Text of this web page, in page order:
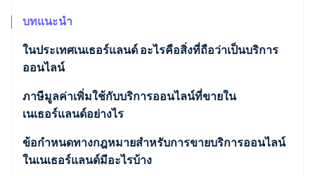
ดูว่า Stripe กำลังสร้างโครงสร้างพื้นฐานระบบเศรษฐกิจสำหรับ
รับชมเลย
บทแนะนำ
ในประเทศเนเธอร์แลนด์ อะไรคือสิ่งที่ถือว่าเป็นบริการ
ออนไลน์
ภาษีมูลค่าเพิ่มใช้กับบริการออนไลน์ที่ขายใน
เนเธอร์แลนด์อย่างไร
ข้อกำหนดทางกฎหมายสำหรับการขายบริการออนไลน์
ในเนเธอร์แลนด์มีอะไรบ้าง